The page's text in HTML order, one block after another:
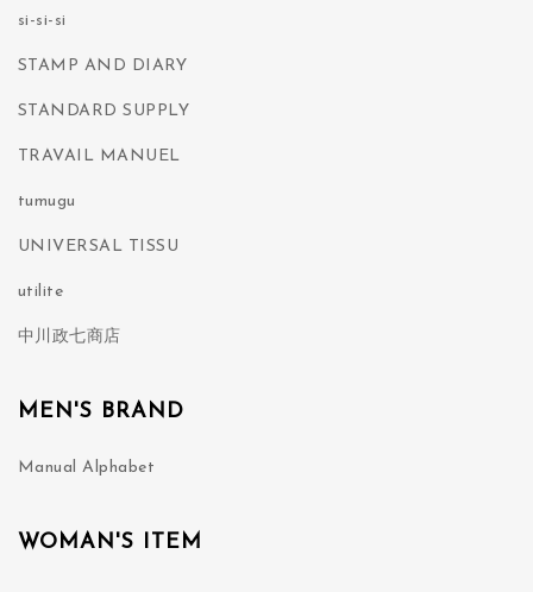
si-si-si
STAMP AND DIARY
STANDARD SUPPLY
TRAVAIL MANUEL
tumugu
UNIVERSAL TISSU
utilite
中川政七商店
MEN'S BRAND
Manual Alphabet
WOMAN'S ITEM